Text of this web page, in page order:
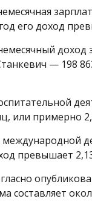
его доход
доход
— 198
или примерно
превышает
составляет